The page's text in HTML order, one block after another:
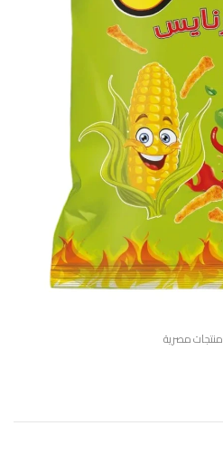
منتجات مصرية